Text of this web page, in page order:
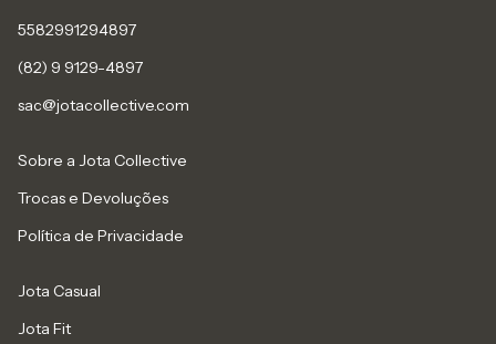
5582991294897
(82) 9 9129-4897
sac@jotacollective.com
Sobre a Jota Collective
Trocas e Devoluções
Política de Privacidade
Jota Casual
Jota Fit